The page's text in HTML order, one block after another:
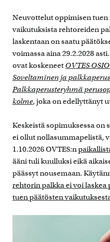
Neuvottelut oppimisen
vaikutuksista rehtoreiden
laskentaan on saatu
voimassa aina 29.2.2028
ovat koskeneet OVTES
Soveltaminen ja
Palkkaperusteryhmä
kolme, joka on edellyttänyt
Keskeistä sopimuksessa on
ei ollut nollasummapelistä,
1.10.2026 OVTES:n
ääni tuli kuulluksi eikä
päässyt nousemaan.
rehtorin palkka ei voi
tuen päätösten